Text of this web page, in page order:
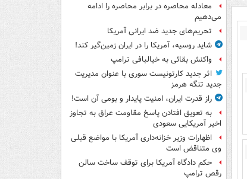
معادله محاصره در برابر محاصره را ادامه
می‌دهیم
تحریم‌های جدید ضد ایرانی آمریکا
شاید روسیه، آمریکا را در ایران زمین‌گیر کند!
واکنش بقائی به خیالبافی ترامپ
اثر جدید کارتونیست سوری با عنوان مدیریت
جدید تنگه هرمز
راز قدرت ایران، امنیت پایدار و بومی آن است!
به تعویق افتادن پاسخ مقاومت عراق به تجاوز
اخیر آمریکایی سعودی
اظهارات وزیر خزانه‌داری آمریکا با مواضع قبلی
وی متناقض است
حکم دادگاه آمریکا برای توقف ساخت سالن
رقص ترامپ